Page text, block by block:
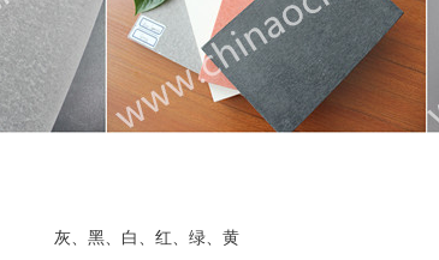
灰、黑、白、红、绿、黄